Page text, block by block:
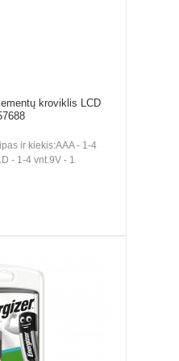
kroviklis LCD
ir kiekis:AAA - 1-4
- 1-4 vnt.9V - 1